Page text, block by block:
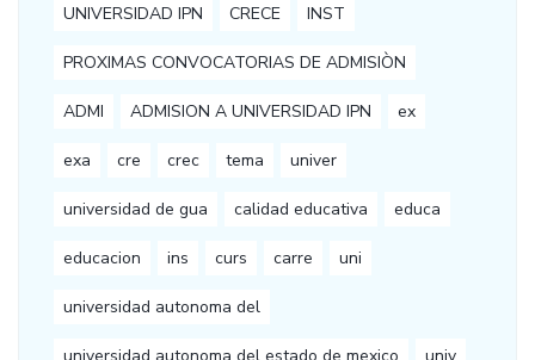
UNIVERSIDAD IPN CRECE INST
PROXIMAS CONVOCATORIAS DE ADMISIÒN
ADMI ADMISION A UNIVERSIDAD IPN ex
exa cre crec tema univer
universidad de gua calidad educativa educa
educacion ins curs carre uni
universidad autonoma del